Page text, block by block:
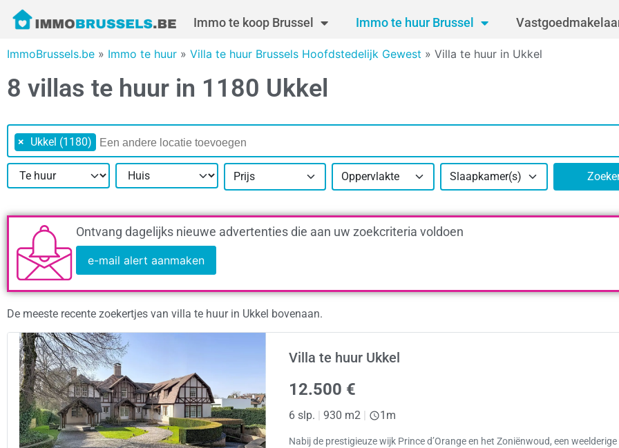
Immo te koop Brussel Immo te huur Brussel
ImmoBrussels.be » Immo te huur » Villa te huur Brussels Hoofdstedelijk Gewest » Villa te huur in Ukkel
8 villas te huur in 1180 Ukkel
× Ukkel (1180)
Prijs Oppervlakte Slaapkamer(s)
Ontvang dagelijks nieuwe advertenties die aan uw zoekcriteria voldoen
e-mail alert aanmaken
De meeste recente zoekertjes van villa te huur in Ukkel bovenaan.
Villa te huur Ukkel
12.500 €
6 slp. 930 m2 1m
Nabij de prestigieuze wijk Prince d’Orange en het Zoniënwoud, een weelderige